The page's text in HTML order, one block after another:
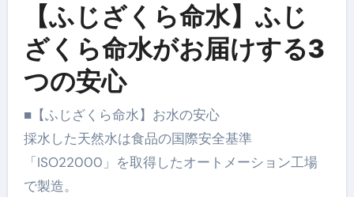
【ふじざくら命水】ふじ
ざくら命水がお届けする3
つの安心
■【ふじざくら命水】お水の安心
採水した天然水は食品の国際安全基準
「ISO22000」を取得したオートメーション工場
で製造。